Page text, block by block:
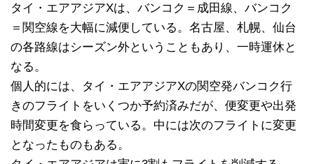
タイ・エアアジアXは、バンコク＝成田線、バンコク
＝関空線を大幅に減便している。名古屋、札幌、仙台
の各路線はシーズン外ということもあり、一時運休と
なる。
個人的には、タイ・エアアジアXの関空発バンコク行
きのフライトをいくつか予約済みだが、便変更や出発
時間変更を食らっている。中には次のフライトに変更
となったものもある。